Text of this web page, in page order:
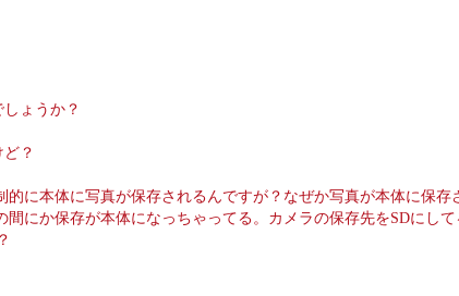
ょうか？
？
に本体に写真が保存されるんですが？なぜか写真が本体に保存
にか保存が本体になっちゃってる。カメラの保存先をSDにし